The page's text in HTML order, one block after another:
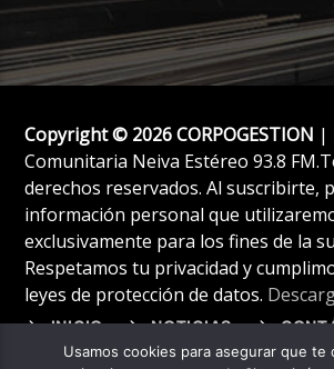
Copyright © 2026 CORPOGESTION |
Comunitaria Neiva Estéreo 93.8
derechos reservados. Al suscribirte,
información personal que
exclusivamente para los fines de la
Respetamos tu privacidad y
leyes de protección de datos.
INICIO NOTICIAS
Usamos cookies para asegurar que te